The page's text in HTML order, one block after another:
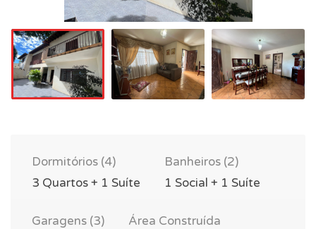
Dormitórios (4)
3 Quartos + 1 Suíte
Banheiros (2)
1 Social + 1 Suíte
Garagens (3)
Área Construída